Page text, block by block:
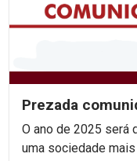
Prezada
O ano de 2025 será
uma sociedade